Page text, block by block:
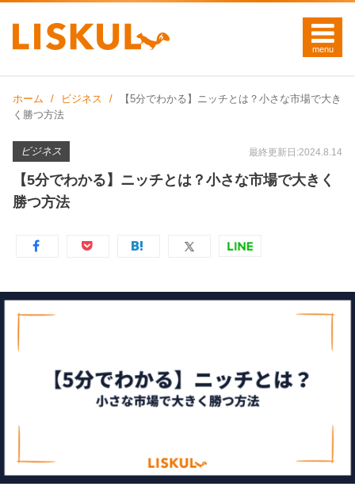
ホーム ビジネス
【5分でわかる】ニッチとは？小さな市場で大き
く勝つ方法
ビジネス 最終更新日:2024.8.14
【5分でわかる】ニッチとは？小さな市場で大きく
勝つ方法